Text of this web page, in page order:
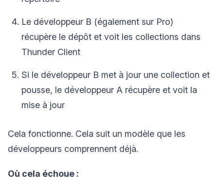
Le développeur B (également sur Pro)
récupère le dépôt et voit les collections dans
Thunder Client
Si le développeur B met à jour une collection et
pousse, le développeur A récupère et voit la
mise à jour
Cela fonctionne. Cela suit un modèle que les
développeurs comprennent déjà.
Où cela échoue :